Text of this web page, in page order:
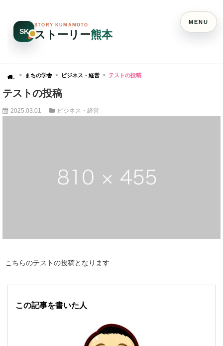
SK
STORY KUMAMOTO
ストーリー熊本
Home まちの学舎 ビジネス・経営 テストの投稿
テストの投稿
2025.03.01 ビジネス・経営
こちらのテストの投稿となります
この記事を書いた人
MENU